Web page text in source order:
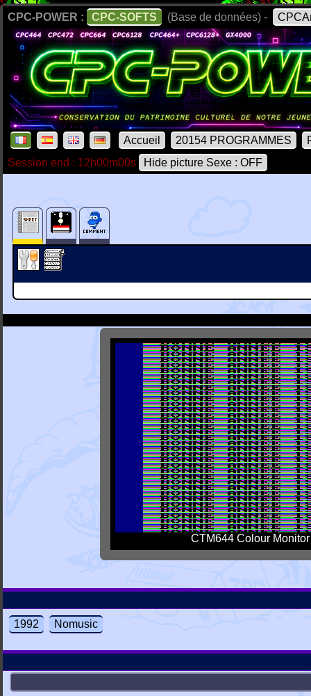
CPC-POWER : CPC-SOFTS (Base de données) -
Accueil 20154 PROGRAMMES
Session end : 12h00m00s
Hide picture Sexe : OFF
CTM644 Colour Monitor
1992 Nomusic